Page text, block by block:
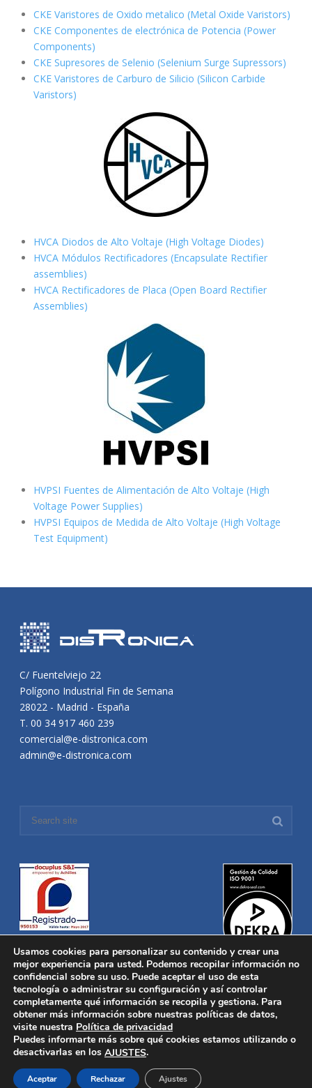
CKE Varistores de Oxido metalico (Metal Oxide Varistors)
CKE Componentes de electrónica de Potencia (Power
Components)
CKE Supresores de Selenio (Selenium Surge Supressors)
CKE Varistores de Carburo de Silicio (Silicon Carbide
Varistors)
HVCA Diodos de Alto Voltaje (High Voltage Diodes)
HVCA Módulos Rectificadores (Encapsulate Rectifier
assemblies)
HVCA Rectificadores de Placa (Open Board Rectifier
Assemblies)
HVPSI Fuentes de Alimentación de Alto Voltaje (High
Voltage Power Supplies)
HVPSI Equipos de Medida de Alto Voltaje (High Voltage
Test Equipment)
C/ Fuentelviejo 22
Polígono Industrial Fin de Semana
28022 - Madrid - España
T. 00 34 917 460 239
comercial@e-distronica.com
admin@e-distronica.com
Distronica © 2016 Todos los derechos reservados.Aviso legal
Política de privacidad|Política de Cookies
Desarrollado porNucleosoft
Inicio
Quiénes Somos
Distribución
Usamos cookies para personalizar su contenido y crear una
mejor experiencia para usted. Podemos recopilar información no
confidencial sobre su uso. Puede aceptar el uso de esta
tecnología o administrar su configuración y así controlar
completamente qué información se recopila y gestiona. Para
obtener más información sobre nuestras políticas de datos,
visite nuestra Política de privacidad
Puedes informarte más sobre qué cookies estamos utilizando o
desactivarlas en los AJUSTES.
Aceptar Rechazar Ajustes